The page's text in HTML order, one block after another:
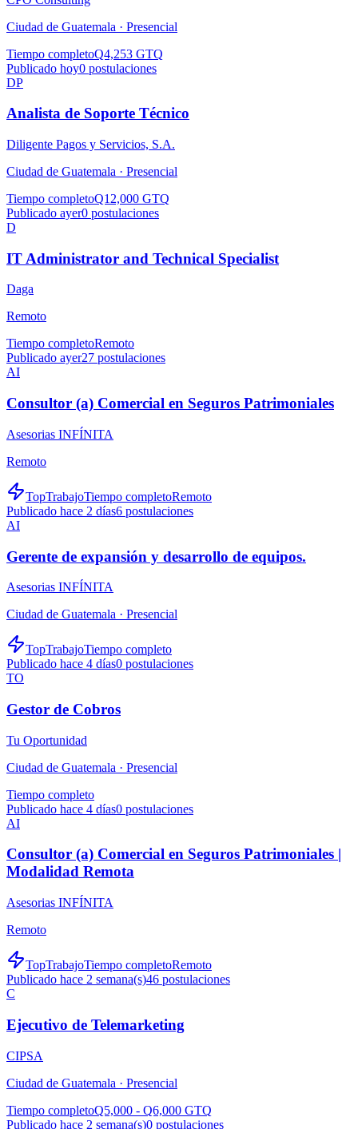
Ciudad de Guatemala · Presencial
Tiempo completoQ4,253 GTQ
Publicado hoy0 postulaciones
DP
Analista de Soporte Técnico
Diligente Pagos y Servicios, S.A.
Ciudad de Guatemala · Presencial
Tiempo completoQ12,000 GTQ
Publicado ayer0 postulaciones
D
IT Administrator and Technical Specialist
Daga
Remoto
Tiempo completoRemoto
Publicado ayer27 postulaciones
AI
Consultor (a) Comercial en Seguros Patrimoniales
Asesorias INFÍNITA
Remoto
TopTrabajoTiempo completoRemoto
Publicado hace 2 días6 postulaciones
AI
Gerente de expansión y desarrollo de equipos.
Asesorias INFÍNITA
Ciudad de Guatemala · Presencial
TopTrabajoTiempo completo
Publicado hace 4 días0 postulaciones
TO
Gestor de Cobros
Tu Oportunidad
Ciudad de Guatemala · Presencial
Tiempo completo
Publicado hace 4 días0 postulaciones
AI
Consultor (a) Comercial en Seguros Patrimoniales |
Modalidad Remota
Asesorias INFÍNITA
Remoto
TopTrabajoTiempo completoRemoto
Publicado hace 2 semana(s)46 postulaciones
C
Ejecutivo de Telemarketing
CIPSA
Ciudad de Guatemala · Presencial
Tiempo completoQ5,000 - Q6,000 GTQ
Publicado hace 2 semana(s)0 postulaciones